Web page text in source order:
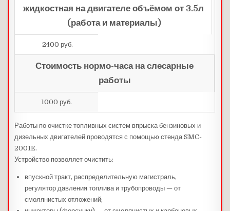
жидкостная на двигателе объёмом от 3.5л
(работа и материалы)
2400 руб.
Стоимость нормо-часа на слесарные
работы
1000 руб.
Работы по очистке топливных систем впрыска бензиновых и
дизельных двигателей проводятся с помощью стенда SMC-
2001E.
Устройство позволяет очистить:
впускной тракт, распределительную магистраль,
регулятор давления топлива и трубопроводы — от
смолянистых отложений;